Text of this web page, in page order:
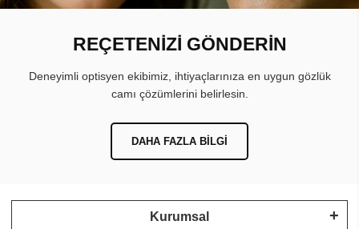
REÇETENİZİ GÖNDERİN
Deneyimli optisyen ekibimiz, ihtiyaçlarınıza en uygun gözlük
camı çözümlerini belirlesin.
DAHA FAZLA BILGI
Kurumsal